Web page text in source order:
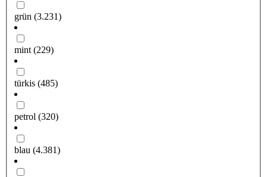
grün (3.231)
mint (229)
türkis (485)
petrol (320)
blau (4.381)